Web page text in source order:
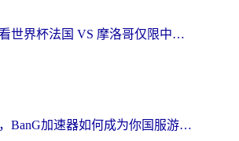
在国外看世界杯法国 VS 摩洛哥仅限中国大陆？海外党这样看中文解说赛事不卡顿
在澳洲，BanG加速器如何成为你国服游戏的“时光机”？